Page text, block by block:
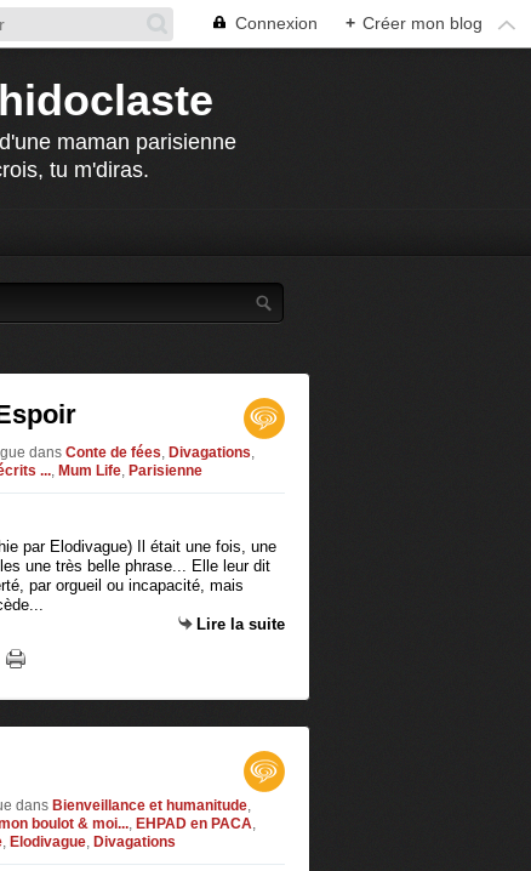
Connexion + Créer mon blog
maman parisienne
tu m'diras.
dans Conte de fées, Divagations,
..., Mum Life, Parisienne
par Elodivague) Il était une fois, une
une très belle phrase... Elle leur dit
par orgueil ou incapacité, mais
Lire la suite
dans Bienveillance et humanitude,
boulot & moi..., EHPAD en PACA,
, Elodivague, Divagations